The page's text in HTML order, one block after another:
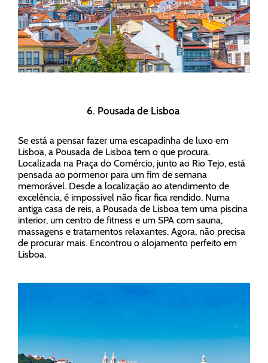
6. Pousada de Lisboa
Se está a pensar fazer uma escapadinha de luxo em
Lisboa, a Pousada de Lisboa tem o que procura.
Localizada na Praça do Comércio, junto ao Rio Tejo, está
pensada ao pormenor para um fim de semana
memorável. Desde a localização ao atendimento de
excelência, é impossível não ficar fica rendido. Numa
antiga casa de reis, a Pousada de Lisboa tem uma piscina
interior, um centro de fitness e um SPA com sauna,
massagens e tratamentos relaxantes. Agora, não precisa
de procurar mais. Encontrou o alojamento perfeito em
Lisboa.